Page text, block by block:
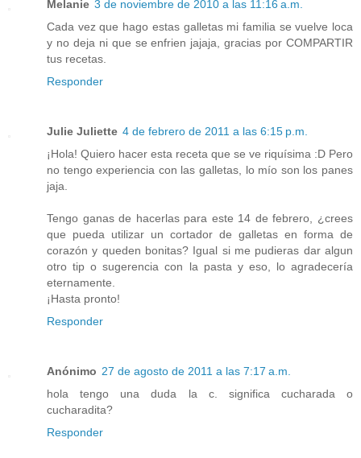
Melanie 3 de noviembre de 2010 a las 11:16 a.m.
Cada vez que hago estas galletas mi familia se vuelve loca
y no deja ni que se enfrien jajaja, gracias por COMPARTIR
tus recetas.
Responder
Julie Juliette 4 de febrero de 2011 a las 6:15 p.m.
¡Hola! Quiero hacer esta receta que se ve riquísima :D Pero
no tengo experiencia con las galletas, lo mío son los panes
jaja.
Tengo ganas de hacerlas para este 14 de febrero, ¿crees
que pueda utilizar un cortador de galletas en forma de
corazón y queden bonitas? Igual si me pudieras dar algun
otro tip o sugerencia con la pasta y eso, lo agradecería
eternamente.
¡Hasta pronto!
Responder
Anónimo 27 de agosto de 2011 a las 7:17 a.m.
hola tengo una duda la c. significa cucharada o
cucharadita?
Responder